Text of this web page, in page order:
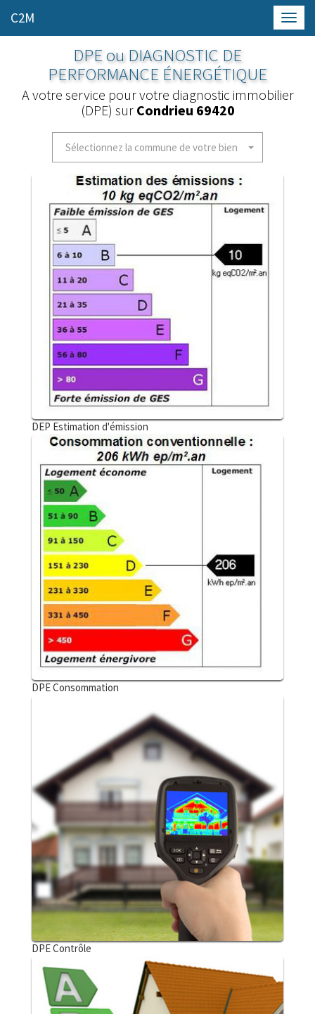
C2M
DPE ou DIAGNOSTIC DE
PERFORMANCE ÉNERGÉTIQUE
A votre service pour votre diagnostic immobilier
(DPE) sur Condrieu 69420
Sélectionnez la commune de votre bien
DEP Estimation d'émission
DPE Consommation
DPE Contrôle